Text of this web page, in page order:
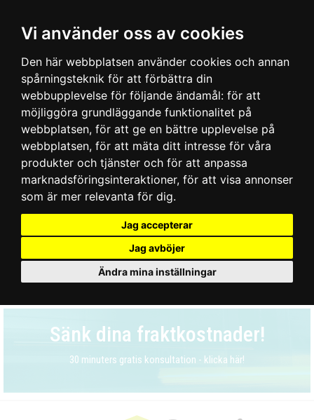
Vi använder oss av cookies
Den här webbplatsen använder cookies och annan
spårningsteknik för att förbättra din
webbupplevelse för följande ändamål: för att
möjliggöra grundläggande funktionalitet på
webbplatsen, för att ge en bättre upplevelse på
webbplatsen, för att mäta ditt intresse för våra
produkter och tjänster och för att anpassa
marknadsföringsinteraktioner, för att visa annonser
som är mer relevanta för dig.
Jag accepterar
Jag avböjer
Ändra mina inställningar
Sänk dina fraktkostnader!
30 minuters gratis konsultation - klicka här!